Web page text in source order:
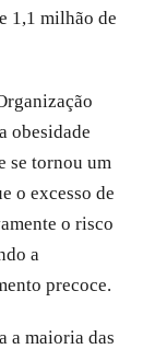
1,1 milhão de
obesidade
se tornou um
o excesso de
o risco
a
precoce.
a maioria das